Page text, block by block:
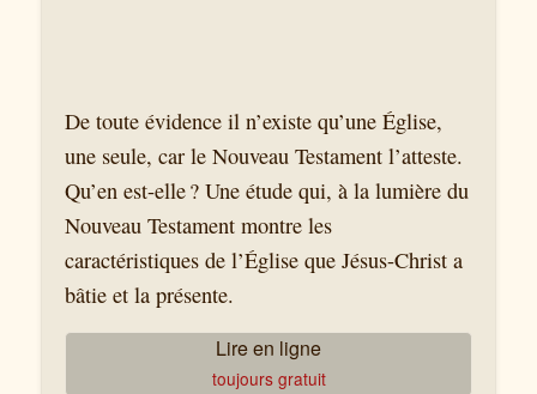
De toute évidence il n’existe qu’une Église,
une seule, car le Nouveau Testament l’atteste.
Qu’en est-elle ? Une étude qui, à la lumière du
Nouveau Testament montre les
caractéristiques de l’Église que Jésus-Christ a
bâtie et la présente.
Lire en ligne
toujours gratuit